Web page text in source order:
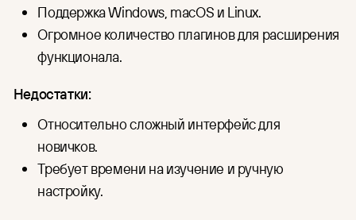
Поддержка Windows, macOS и Linux.
Огромное количество плагинов для расширения
функционала.
Недостатки:
Относительно сложный интерфейс для
новичков.
Требует времени на изучение и ручную
настройку.